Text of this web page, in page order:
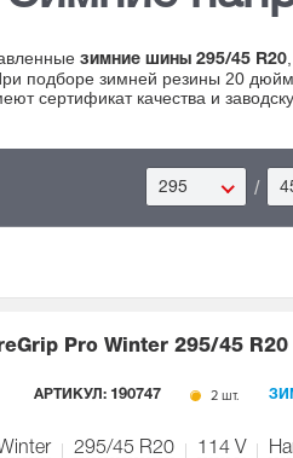
зимние шины 295/45 R20
подборе зимней резины 20
сертификат качества и
295 /
Pro Winter 295/45 R20
АРТИКУЛ: 190747 2 шт.
295/45 R20 114 V